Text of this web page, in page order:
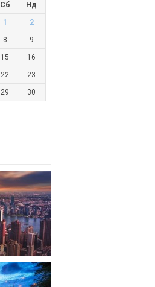
Сб Нд
1 2
8 9
15 16
22 23
29 30